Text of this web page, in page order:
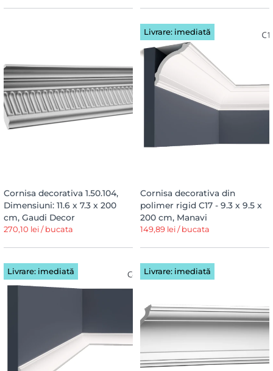
Cornisa decorativa 1.50.104,
Dimensiuni: 11.6 x 7.3 x 200
cm, Gaudi Decor
270,10 lei / bucata
Livrare: imediată
Cornisa decorativa din
polimer rigid C17 - 9.3 x 9.5 x
200 cm, Manavi
149,89 lei / bucata
Livrare: imediată Livrare: imediată